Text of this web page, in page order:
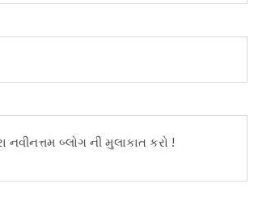
નવીનત્તમ બ્લોગ ની મુલાકાત કરો !